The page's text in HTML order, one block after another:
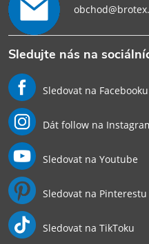
Sledujte nás na
Sledovat na Facebooku
Dát follow na
Sledovat na Youtube
Sledovat na Pinterestu
Sledovat na TikToku